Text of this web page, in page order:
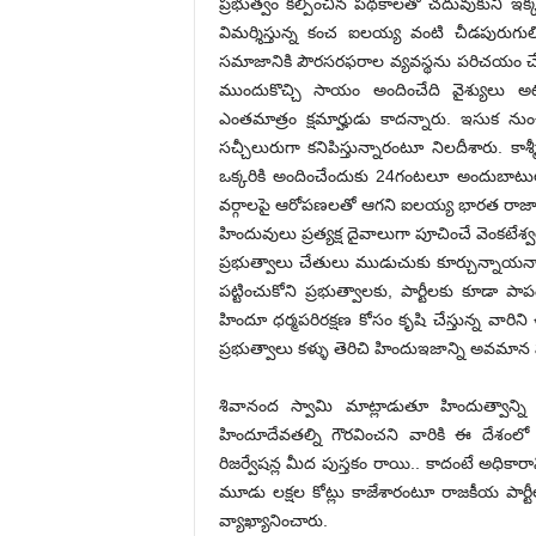
విమర్శిస్తున్న కంచ ఐలయ్య వంటి
సమాజానికి పౌరసరఫరాల వ్యవస్థను పరిచయం
ముందుకొచ్చి సాయం అందించేది వైశ్యులు
ఎంతమాత్రం క్షమార్హుడు కాదన్నారు. ఇసుక
సచ్చీలురుగా కనిపిస్తున్నారంటూ నిలదీశారు.
ఒక్కరికి అందించేందుకు 24గంటలూ
వర్గాలపై ఆరోపణలతో ఆగని ఐలయ్య భారత
హిందువులు ప్రత్యక్ష దైవాలుగా పూచించే
ప్రభుత్వాలు చేతులు ముడుచుకు
పట్టించుకోని ప్రభుత్వాలకు, పార్టీలకు కూడా
హిందూ ధర్మపరిరక్షణ కోసం కృషి చేస్తున్న
ప్రభుత్వాలు కళ్ళు తెరిచి హిందుఇజాన్ని
శివానంద స్వామి మాట్లాడుతూ హిందుత్వాన్ని
హిందూదేవతల్ని గౌరవించని వారికి ఈ దేశంలో
రిజర్వేషన్ల మీద పుస్తకం రాయి.. కాదంటే
మూడు లక్షల కోట్లు కాజేశారంటూ రాజకీయ
వ్యాఖ్యానించారు.